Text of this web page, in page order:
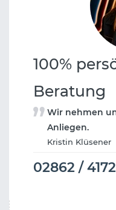
100%
Beratung
Wir nehmen
Anliegen.
Kristin Klüsener
02862 /